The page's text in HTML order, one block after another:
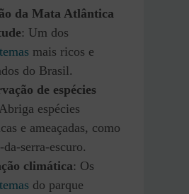
da Mata Atlântica
: Um dos
mais ricos e
do Brasil.
de espécies
espécies
e ameaçadas, como
da-serra-escuro.
climática: Os
do parque